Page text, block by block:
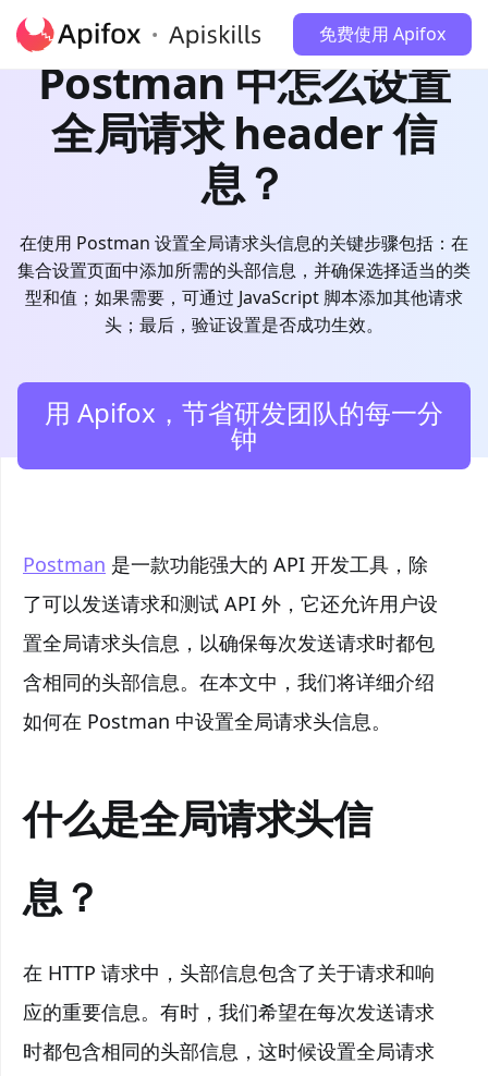
免费使用 Apifox
Postman 中怎么设置
全局请求 header 信
息？
在使用 Postman 设置全局请求头信息的关键步骤包括：在
集合设置页面中添加所需的头部信息，并确保选择适当的类
型和值；如果需要，可通过 JavaScript 脚本添加其他请求
头；最后，验证设置是否成功生效。
用 Apifox，节省研发团队的每一分
钟
Postman 是一款功能强大的 API 开发工具，除
了可以发送请求和测试 API 外，它还允许用户设
置全局请求头信息，以确保每次发送请求时都包
含相同的头部信息。在本文中，我们将详细介绍
如何在 Postman 中设置全局请求头信息。
什么是全局请求头信
息？
在 HTTP 请求中，头部信息包含了关于请求和响
应的重要信息。有时，我们希望在每次发送请求
时都包含相同的头部信息，这时候设置全局请求